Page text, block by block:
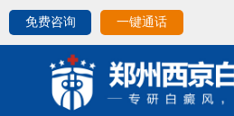
免费咨询 一键通话